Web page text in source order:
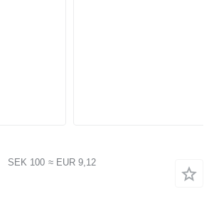
SEK 100 ≈ EUR 9,12